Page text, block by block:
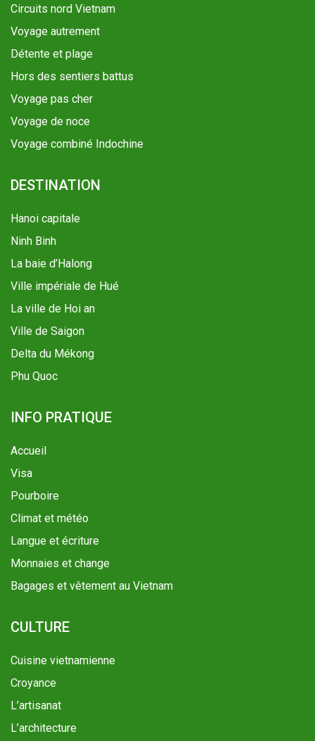
Circuits nord Vietnam
Voyage autrement
Détente et plage
Hors des sentiers battus
Voyage pas cher
Voyage de noce
Voyage combiné Indochine
DESTINATION
Hanoi capitale
Ninh Binh
La baie d’Halong
Ville impériale de Hué
La ville de Hoi an
Ville de Saigon
Delta du Mékong
Phu Quoc
INFO PRATIQUE
Accueil
Visa
Pourboire
Climat et météo
Langue et écriture
Monnaies et change
Bagages et vêtement au Vietnam
CULTURE
Cuisine vietnamienne
Croyance
L’artisanat
L’architecture